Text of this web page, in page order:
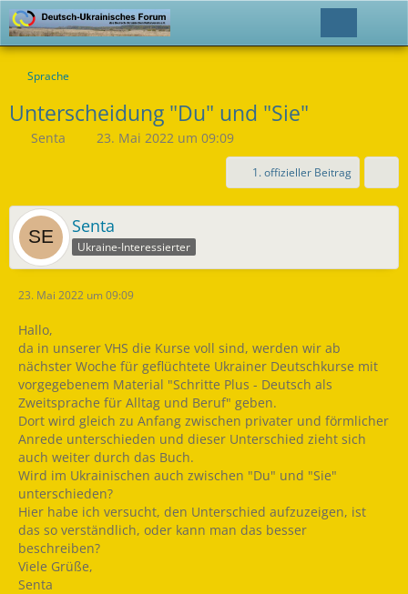
Sprache
Unterscheidung "Du" und "Sie"
Senta 23. Mai 2022 um 09:09
1. offizieller Beitrag
Senta
Ukraine-Interessierter
23. Mai 2022 um 09:09
Hallo,
da in unserer VHS die Kurse voll sind, werden wir ab
nächster Woche für geflüchtete Ukrainer Deutschkurse mit
vorgegebenem Material "Schritte Plus - Deutsch als
Zweitsprache für Alltag und Beruf" geben.
Dort wird gleich zu Anfang zwischen privater und förmlicher
Anrede unterschieden und dieser Unterschied zieht sich
auch weiter durch das Buch.
Wird im Ukrainischen auch zwischen "Du" und "Sie"
unterschieden?
Hier habe ich versucht, den Unterschied aufzuzeigen, ist
das so verständlich, oder kann man das besser
beschreiben?
Viele Grüße,
Senta